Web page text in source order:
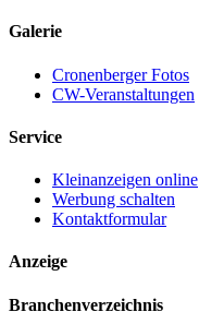
Galerie
Cronenberger Fotos
CW-Veranstaltungen
Service
Kleinanzeigen online
Werbung schalten
Kontaktformular
Anzeige
Branchenverzeichnis